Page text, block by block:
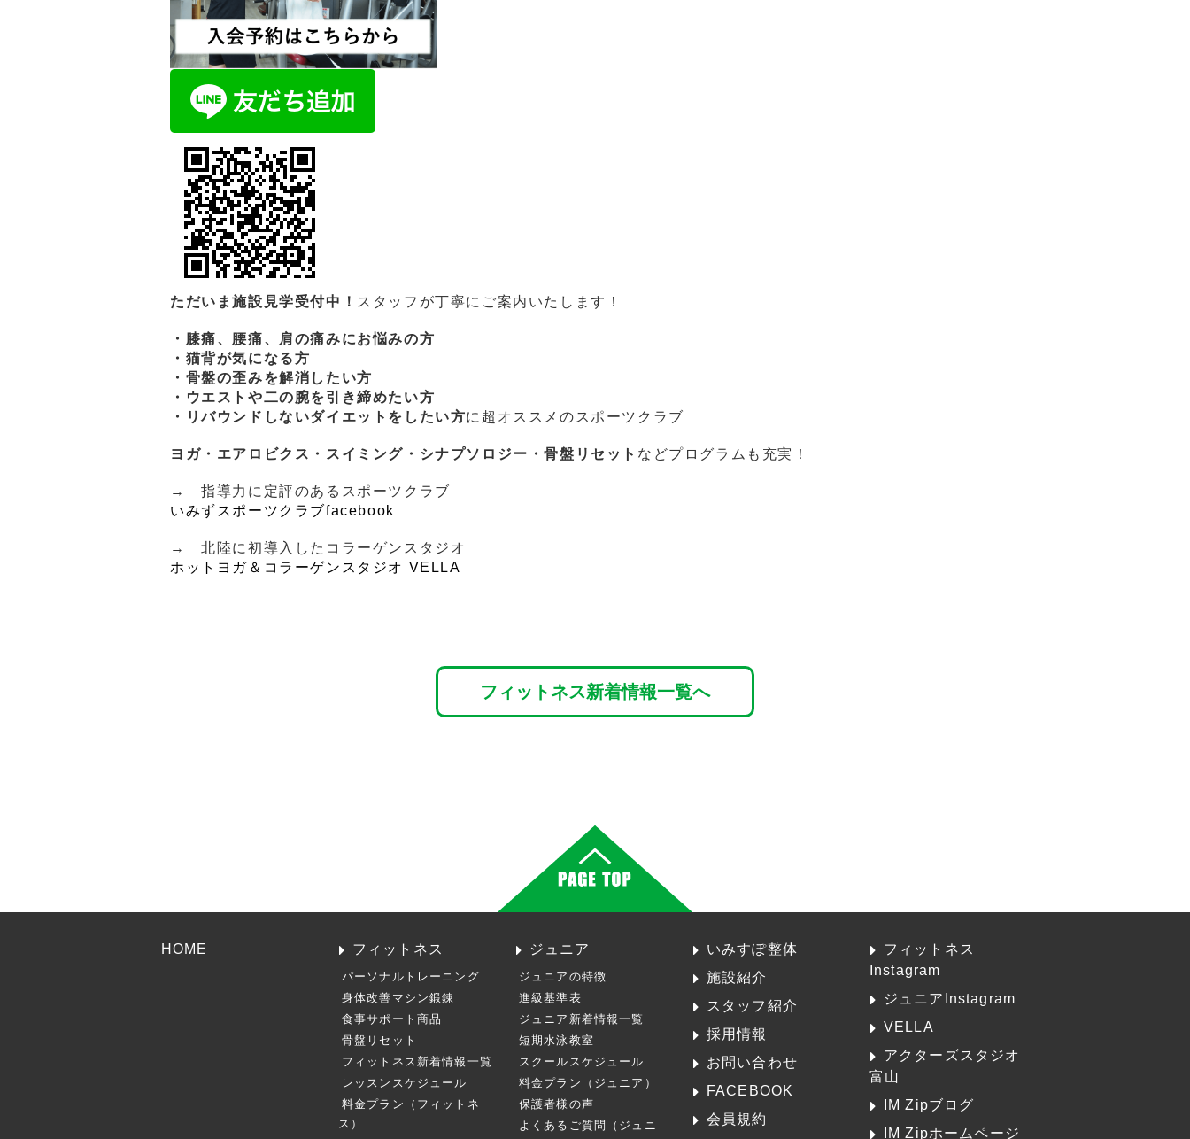
ただいま施設見学受付中！ スタッフが丁寧にご案内いたします！
・膝痛、腰痛、肩の痛みにお悩みの方
・猫背が気になる方
・骨盤の歪みを解消したい方
・ウエストや二の腕を引き締めたい方
・リバウンドしないダイエットをしたい方に超オススメのスポーツクラブ
ヨガ・エアロビクス・スイミング・シナプソロジー・骨盤リセット などプログラムも充実！
→ 指導力に定評のあるスポーツクラブ
いみずスポーツクラブfacebook
→ 北陸に初導入したコラーゲンスタジオ
ホットヨガ＆コラーゲンスタジオ VELLA
フィットネス新着情報一覧へ
HOME フィットネス
パーソナルトレーニング
身体改善マシン鍛錬
食事サポート商品
骨盤リセット
フィットネス新着情報一覧
レッスンスケジュール
料金プラン（フィットネ
ス）
ジュニア
ジュニアの特徴
進級基準表
ジュニア新着情報一覧
短期水泳教室
スクールスケジュール
料金プラン（ジュニア）
保護者様の声
よくあるご質問（ジュニ
いみすぽ整体
施設紹介
スタッフ紹介
採用情報
お問い合わせ
FACEBOOK
会員規約
フィットネス
Instagram
ジュニアInstagram
VELLA
アクターズスタジオ
富山
IM Zipブログ
IM Zipホームページ